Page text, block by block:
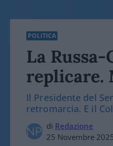
POLITICA
La
replicare.
Il Presidente del
retromarcia. E il
di Redazione
25 Novembre